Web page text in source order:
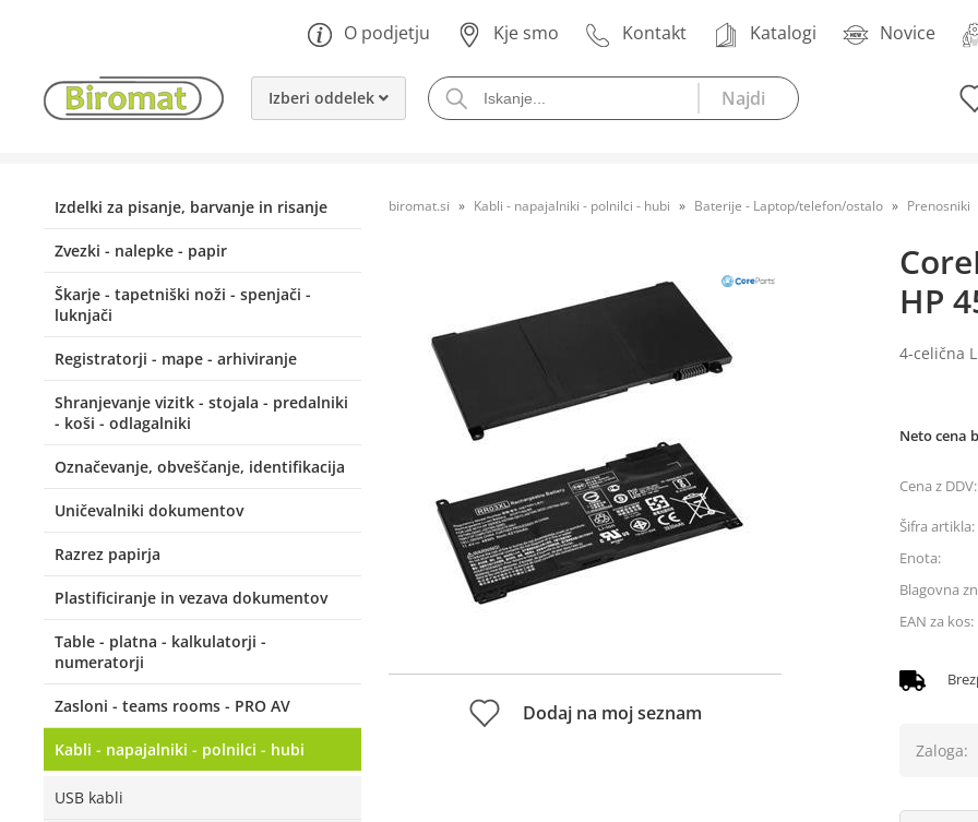
O podjetju Kje smo Kontakt Katalogi Novice
Izberi oddelek
Izdelki za pisanje, barvanje in risanje
Zvezki - nalepke - papir
Škarje - tapetniški noži - spenjači -
luknjači
Registratorji - mape - arhiviranje
Shranjevanje vizitk - stojala - predalniki
- koši - odlagalniki
Označevanje, obveščanje, identifikacija
Uničevalniki dokumentov
Razrez papirja
Plastificiranje in vezava dokumentov
Table - platna - kalkulatorji -
numeratorji
Zasloni - teams rooms - PRO AV
Kabli - napajalniki - polnilci - hubi
USB kabli
biromat.si Kabli - napajalniki - polnilci - hubi Baterije - Laptop/telefon/ostalo Prenosniki
HP
4-celična
Dodaj na moj seznam
Neto cena
Cena z DDV:
Šifra artikla:
Enota:
Blagovna
EAN za kos:
Zaloga: